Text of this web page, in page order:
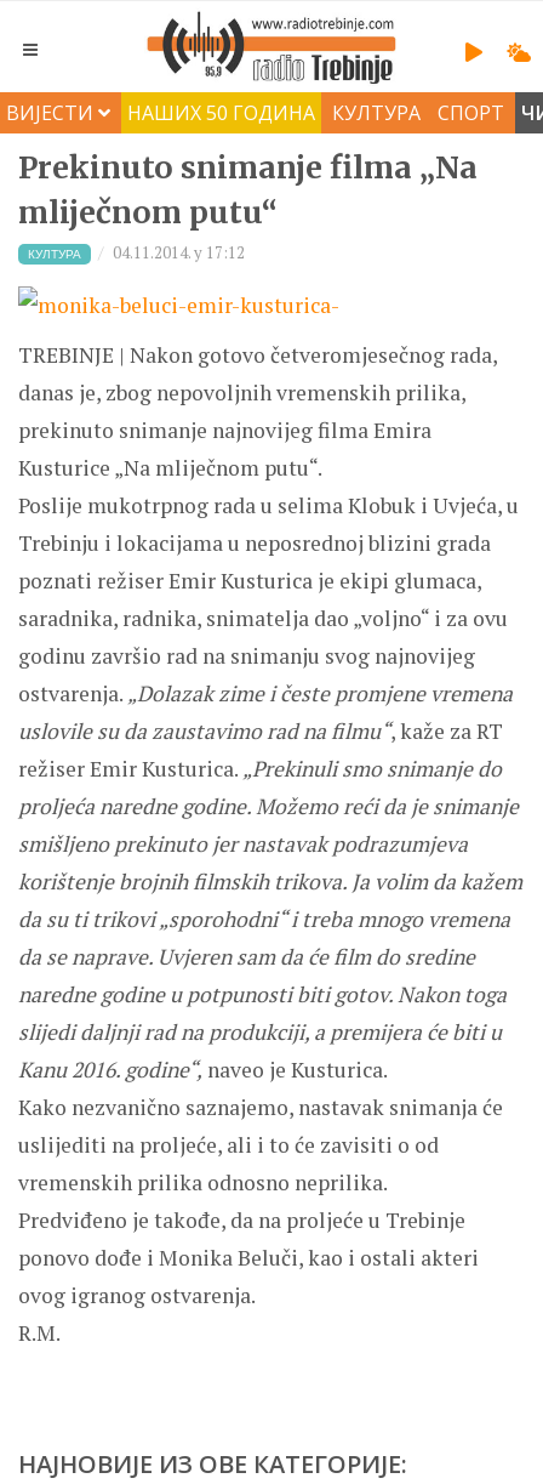
ВИЈЕСТИ НАШИХ 50 ГОДИНА КУЛТУРА СПОРТ
Prekinuto snimanje filma „Na
mliječnom putu“
КУЛТУРА 04.11.2014. у 17:12
TREBINJE | Nakon gotovo četveromjesečnog rada,
danas je, zbog nepovoljnih vremenskih prilika,
prekinuto snimanje najnovijeg filma Emira
Kusturice „Na mliječnom putu“.
Poslije mukotrpnog rada u selima Klobuk i Uvjeća, u
Trebinju i lokacijama u neposrednoj blizini grada
poznati režiser Emir Kusturica je ekipi glumaca,
saradnika, radnika, snimatelja dao „voljno“ i za ovu
godinu završio rad na snimanju svog najnovijeg
ostvarenja. „Dolazak zime i česte promjene vremena
uslovile su da zaustavimo rad na filmu“, kaže za RT
režiser Emir Kusturica. „Prekinuli smo snimanje do
proljeća naredne godine. Možemo reći da je snimanje
smišljeno prekinuto jer nastavak podrazumjeva
korištenje brojnih filmskih trikova. Ja volim da kažem
da su ti trikovi „sporohodni“ i treba mnogo vremena
da se naprave. Uvjeren sam da će film do sredine
naredne godine u potpunosti biti gotov. Nakon toga
slijedi daljnji rad na produkciji, a premijera će biti u
Kanu 2016. godine“, naveo je Kusturica.
Kako nezvanično saznajemo, nastavak snimanja će
uslijediti na proljeće, ali i to će zavisiti o od
vremenskih prilika odnosno neprilika.
Predviđeno je takođe, da na proljeće u Trebinje
ponovo dođe i Monika Beluči, kao i ostali akteri
ovog igranog ostvarenja.
R.M.
НАЈНОВИЈЕ ИЗ ОВЕ КАТЕГОРИЈЕ: